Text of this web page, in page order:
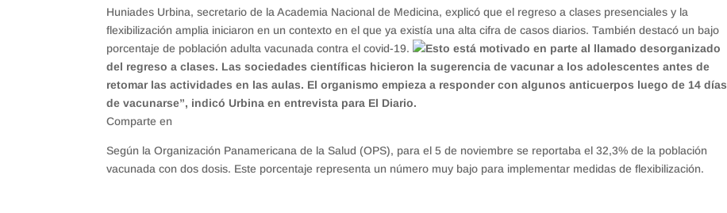
Huniades Urbina, secretario de la Academia Nacional de Medicina, explicó que el regreso a clases presenciales y la
flexibilización amplia iniciaron en un contexto en el que ya existía una alta cifra de casos diarios. También destacó un bajo
porcentaje de población adulta vacunada contra el covid-19.
Esto está motivado en parte al llamado desorganizado
del regreso a clases. Las sociedades científicas hicieron la sugerencia de vacunar a los adolescentes antes de
retomar las actividades en las aulas. El organismo empieza a responder con algunos anticuerpos luego de 14 días
de vacunarse”, indicó Urbina en entrevista para El Diario.
Comparte en
Según la Organización Panamericana de la Salud (OPS), para el 5 de noviembre se reportaba el 32,3% de la población
vacunada con dos dosis. Este porcentaje representa un número muy bajo para implementar medidas de flexibilización.